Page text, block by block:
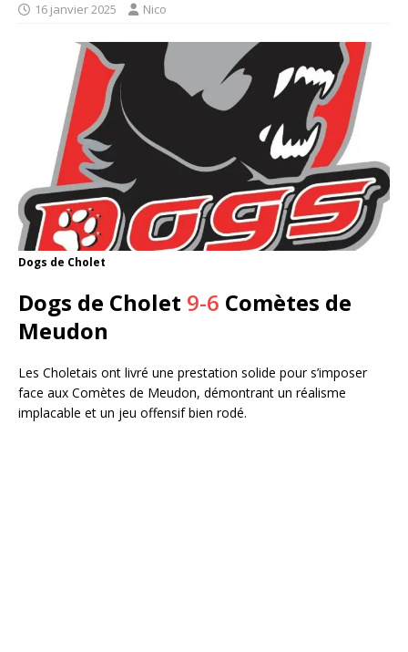
16 janvier 2025 Nico
Dogs de Cholet
Dogs de Cholet 9-6 Comètes de
Meudon
Les Choletais ont livré une prestation solide pour s’imposer
face aux Comètes de Meudon, démontrant un réalisme
implacable et un jeu offensif bien rodé.